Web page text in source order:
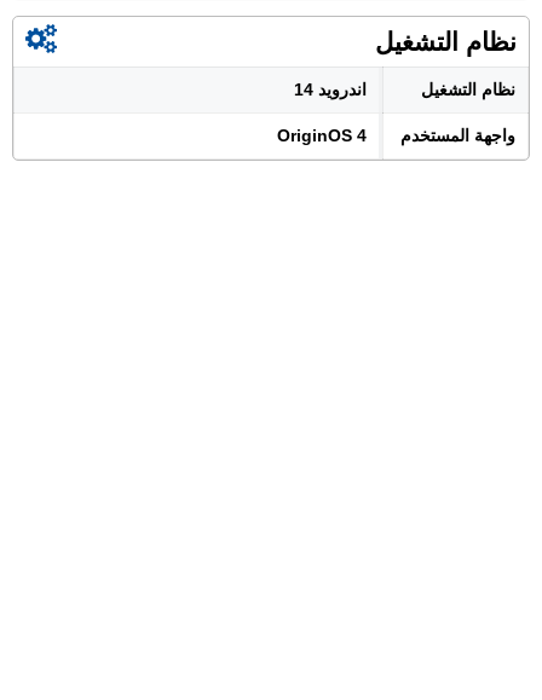
نظام التشغيل
نظام التشغيل اندرويد 14
واجهة المستخدم OriginOS 4